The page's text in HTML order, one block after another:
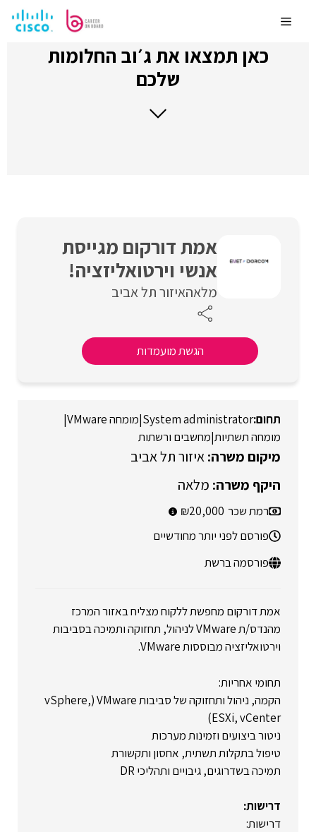
לתוכןMenu
כאן תמצאו את ג׳וב החלומות
שלכם
אמת דורקום מגייסת
אנשי וירטואליזציה!
מלאהאיזור תל אביב
הגשת מועמדות
System administrator
|מומחה VMware
|
מומחה תשתיות|מחשבים ורשתות
איזור תל אביב
מלאה
רמת שכר 20,000
פורסם לפני יותר מחודשיים
פורסמה ברשת
אמת דורקום מחפשת ללקוח מצליח באזור המרכז
מהנדס/ת VMware לניהול, תחזוקה ותמיכה בסביבות
וירטואליזציה מבוססות VMware.
תחומי אחריות:
הקמה, ניהול ותחזוקה של סביבות VMware ‏(vSphere,
ESXi, vCenter)
ניטור ביצועים וזמינות מערכות
טיפול בתקלות תשתית, אחסון ותקשורת
תמיכה בשדרוגים, גיבויים ותהליכי DR
דרישות:
דרישות: